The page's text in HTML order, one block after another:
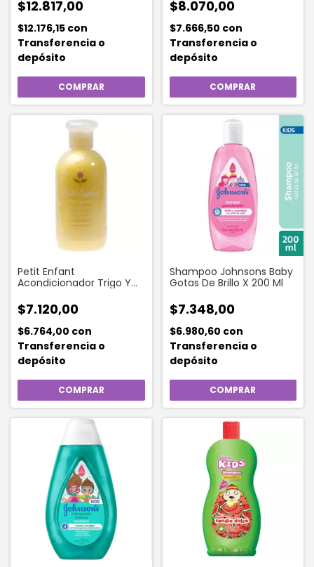
$12.817,00
$12.176,15 con
Transferencia o
depósito
$8.070,00
$7.666,50 con
Transferencia o
depósito
Petit Enfant
Acondicionador Trigo Y
$7.120,00
$6.764,00 con
Transferencia o
depósito
Shampoo Johnsons Baby
Gotas De Brillo X 200 Ml
$7.348,00
$6.980,60 con
Transferencia o
depósito